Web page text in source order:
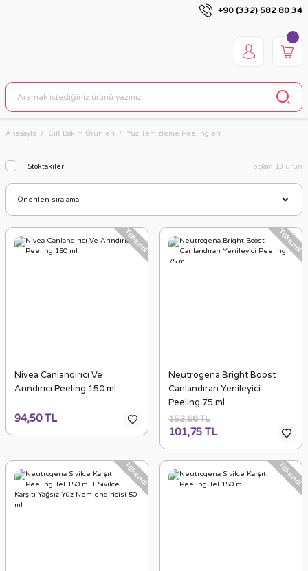
+90 (332) 582 80 34
Anasayfa Cilt Bakım Ürünleri Yüz Temizleme Peelingleri
Stoktakiler Toplam 13 ürün
Tükendi
Nivea Canlandırıcı Ve
Arındırıcı Peeling 150 ml
94,50 TL
Tükendi
Neutrogena Bright Boost
Canlandıran Yenileyici
Peeling 75 ml
152,68 TL
101,75 TL
Tükendi Tükendi